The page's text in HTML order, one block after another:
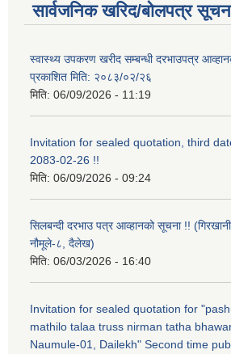
सार्वजनिक खरिद/बोलपत्र
स्वास्थ्य उपकरण खरीद सम्बन्धी दरभाउपत्र
प्रकाशित मिति: २०८३/०२/२६
मिति: 06/09/2026 - 11:19
Invitation for sealed quotation, third
2083-02-26 !!
मिति: 06/09/2026 - 09:24
सिलबन्दी दरभाउ पत्र आव्हानको सूचना !!
नौमूले-८, दैलेख)
मिति: 06/03/2026 - 16:40
Invitation for sealed quotation for
mathilo talaa truss nirman tatha
Naumule-01, Dailekh" Second time